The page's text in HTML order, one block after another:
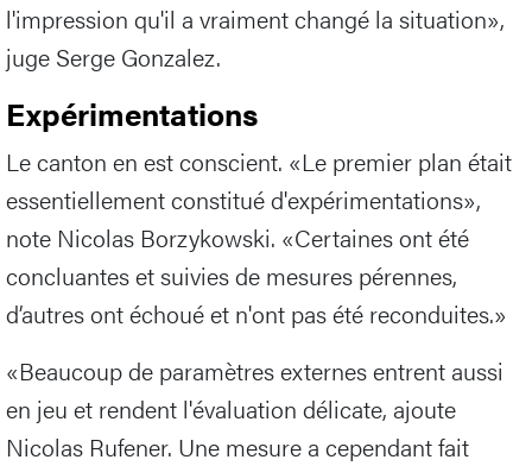
l'impression qu'il a vraiment changé la situation»,
juge Serge Gonzalez.
Expérimentations
Le canton en est conscient. «Le premier plan était
essentiellement constitué d'expérimentations»,
note Nicolas Borzykowski. «Certaines ont été
concluantes et suivies de mesures pérennes,
d’autres ont échoué et n'ont pas été reconduites.»
«Beaucoup de paramètres externes entrent aussi
en jeu et rendent l'évaluation délicate, ajoute
Nicolas Rufener. Une mesure a cependant fait